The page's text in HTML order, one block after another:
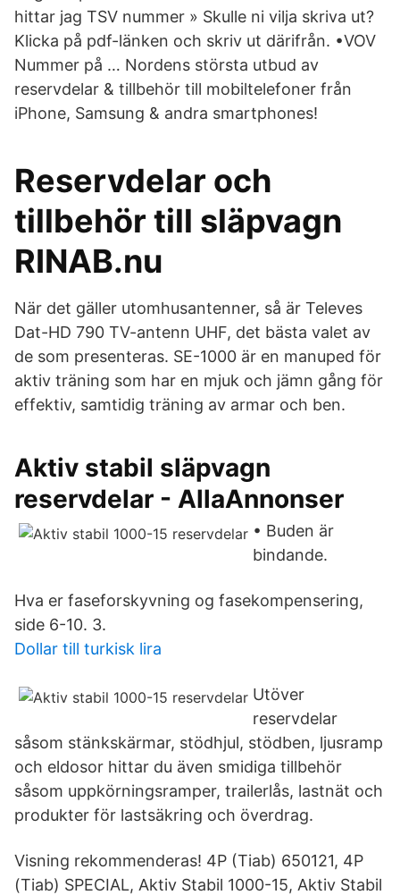
hittar jag TSV nummer » Skulle ni vilja skriva ut?
Klicka på pdf-länken och skriv ut därifrån. •VOV
Nummer på … Nordens största utbud av
reservdelar & tillbehör till mobiltelefoner från
iPhone, Samsung & andra smartphones!
Reservdelar och
tillbehör till släpvagn
RINAB.nu
När det gäller utomhusantenner, så är Televes
Dat-HD 790 TV-antenn UHF, det bästa valet av
de som presenteras. SE-1000 är en manuped för
aktiv träning som har en mjuk och jämn gång för
effektiv, samtidig träning av armar och ben.
Aktiv stabil släpvagn
reservdelar - AllaAnnonser
• Buden är
bindande.
Hva er faseforskyvning og fasekompensering,
side 6-10. 3.
Dollar till turkisk lira
Utöver
reservdelar
såsom stänkskärmar, stödhjul, stödben, ljusramp
och eldosor hittar du även smidiga tillbehör
såsom uppkörningsramper, trailerlås, lastnät och
produkter för lastsäkring och överdrag.
Visning rekommenderas! 4P (Tiab) 650121, 4P
(Tiab) SPECIAL, Aktiv Stabil 1000-15, Aktiv Stabil